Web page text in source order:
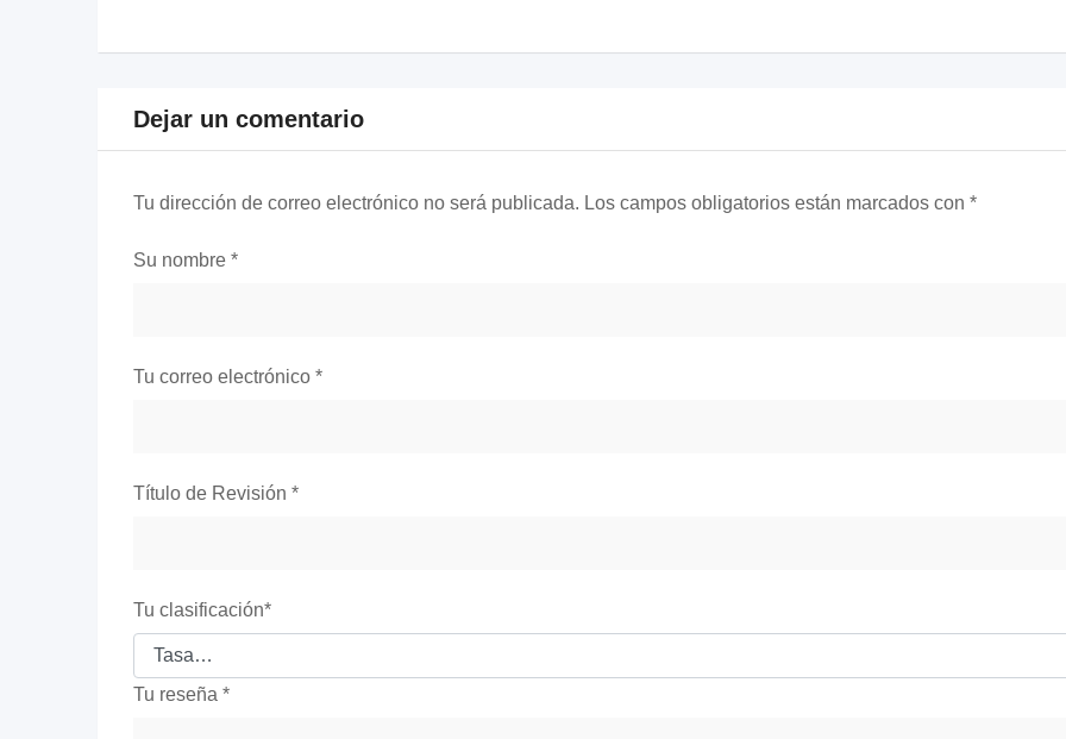
Dejar un comentario
Tu dirección de correo electrónico no será publicada. Los campos obligatorios están marcados con *
Su nombre *
Tu correo electrónico *
Título de Revisión *
Tu clasificación*
Tu reseña *